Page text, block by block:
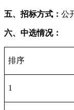
五、招标方式： 公
六、 中选情况：
排序
1